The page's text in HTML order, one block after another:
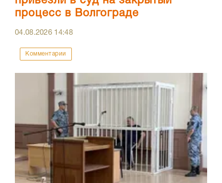
процесс в Волгограде
04.08.2026 14:48
Комментарии